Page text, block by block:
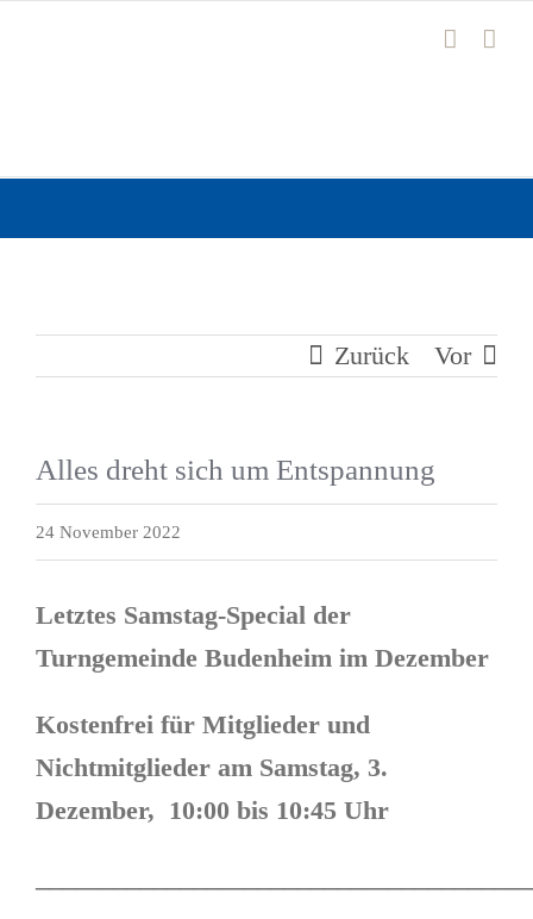
Zurück Vor
Alles dreht sich um Entspannung
24 November 2022
Letztes Samstag-Special der
Turngemeinde Budenheim im Dezember
Kostenfrei für Mitglieder und
Nichtmitglieder am Samstag, 3.
Dezember, 10:00 bis 10:45 Uhr